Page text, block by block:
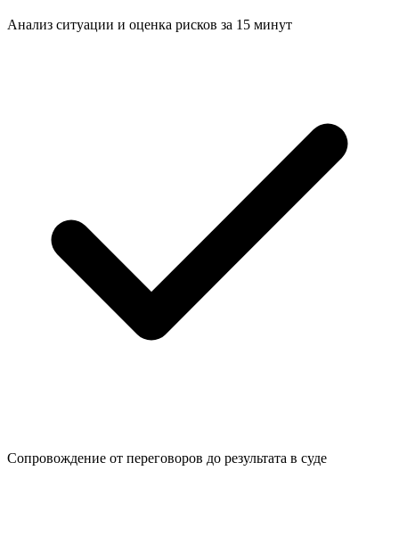
Анализ ситуации и оценка рисков за 15 минут
Сопровождение от переговоров до результата в суде